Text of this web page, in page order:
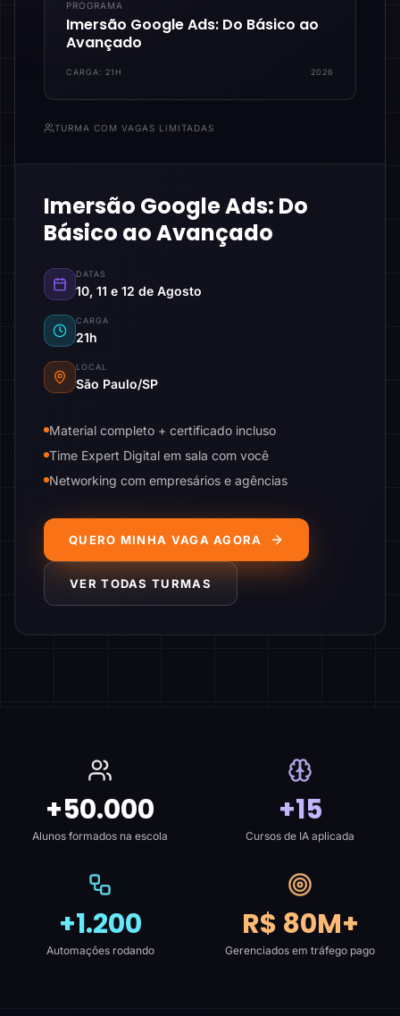
PROGRAMA
Imersão Google Ads: Do Básico ao
Avançado
CARGA: 21H 2026
TURMA COM VAGAS LIMITADAS
Imersão Google Ads: Do
Básico ao Avançado
DATAS
10, 11 e 12 de Agosto
CARGA
21h
LOCAL
São Paulo/SP
Material completo + certificado incluso
Time Expert Digital em sala com você
Networking com empresários e agências
QUERO MINHA VAGA AGORA
VER TODAS TURMAS
+50.000
Alunos formados na escola
+15
Cursos de IA aplicada
+1.200
Automações rodando
R$ 80M+
Gerenciados em tráfego pago